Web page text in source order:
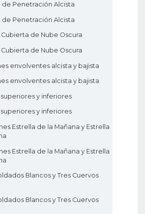
de tendencia
Básica de Forex
de Penetración Alcista
de Penetración Alcista
Cubierta de Nube Oscura
Cubierta de Nube Oscura
envolventes alcista y bajista
envolventes alcista y bajista
superiores y inferiores
superiores y inferiores
Estrella de la Mañana y Estrella
Estrella de la Mañana y Estrella
Blancos y Tres Cuervos
Blancos y Tres Cuervos